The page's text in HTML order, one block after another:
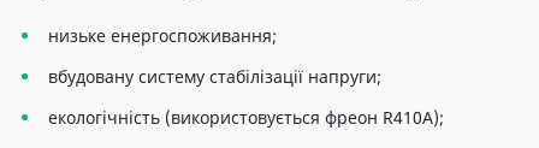
низьке енергоспоживання;
вбудовану систему стабілізації напруги;
екологічність (використовується фреон R410A);